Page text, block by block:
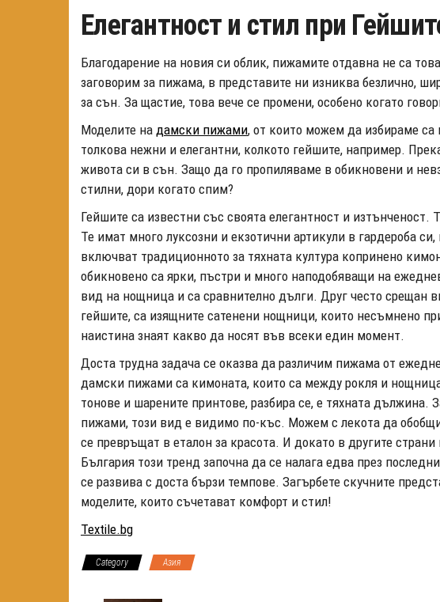
Елегантност и стил при
Благодарение на новия си облик, пижамите отдавна не са
заговорим за пижама, в представите ни изниква безлично,
за сън. За щастие, това вече се промени, особено когато
Моделите на дамски пижами, от които можем да избираме са
толкова нежни и елегантни, колкото гейшите, например.
живота си в сън. Защо да го пропиляваме в обикновени и
стилни, дори когато спим?
Гейшите са известни със своята елегантност и изтънченост.
Те имат много луксозни и екзотични артикули в гардероба
включват традиционното за тяхната култура копринено
обикновено са ярки, пъстри и много наподобяващи на
вид на нощница и са сравнително дълги. Друг често срещан
гейшите, са изящните сатенени нощници, които несъмнено
наистина знаят какво да носят във всеки един момент.
Доста трудна задача се оказва да различим пижама от
дамски пижами са кимоната, които са между рокля и
тонове и шарените принтове, разбира се, е тяхната дължина.
пижами, този вид е видимо по-къс. Можем с лекота да
се превръщат в еталон за красота. И докато в другите
България този тренд започна да се налага едва през
се развива с доста бързи темпове. Загърбете скучните
моделите, които съчетават комфорт и стил!
Textile.bg
Category Азия